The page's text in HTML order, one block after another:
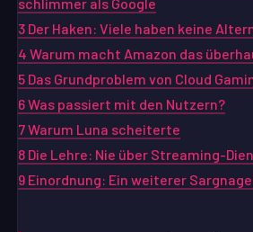
3 Der Haken: Viele haben keine
4 Warum macht Amazon das
5 Das Grundproblem von Cloud
6Was passiert mit den Nutzern?
7Warum Luna scheiterte
8 Die Lehre: Nie über Streaming-
9 Einordnung: Ein weiterer